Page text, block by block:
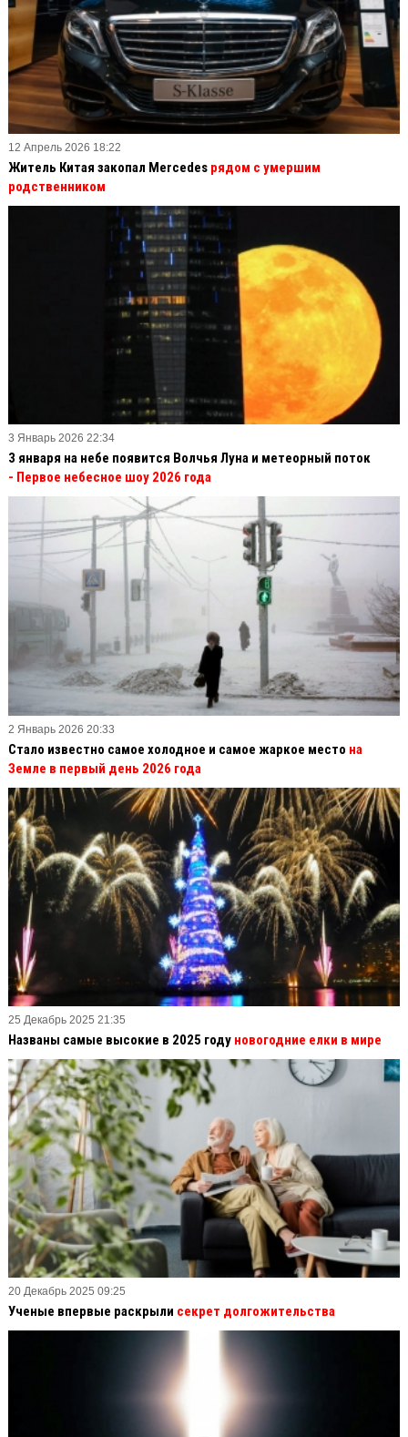
12 Апрель 2026 18:22
Житель Китая закопал Mercedes рядом с умершим
родственником
3 Январь 2026 22:34
3 января на небе появится Волчья Луна и метеорный поток
- Первое небесное шоу 2026 года
2 Январь 2026 20:33
Стало известно самое холодное и самое жаркое место на
Земле в первый день 2026 года
25 Декабрь 2025 21:35
Названы самые высокие в 2025 году новогодние елки в мире
20 Декабрь 2025 09:25
Ученые впервые раскрыли секрет долгожительства